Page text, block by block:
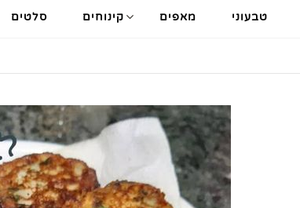
טבעוני מאפים קינוחים סלטים